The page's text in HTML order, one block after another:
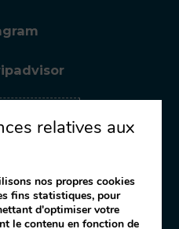
relatives aux
nos propres cookies
fins statistiques, pour
d'optimiser votre
le contenu en fonction de